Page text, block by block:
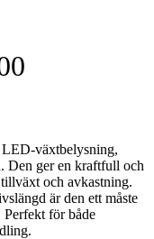
växtbelysning,
Den ger en kraftfull och
och avkastning.
är den ett måste
för både